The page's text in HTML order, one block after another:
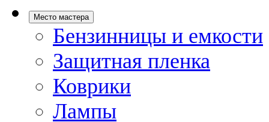
Место мастера
Бензинницы и емкости
Защитная пленка
Коврики
Лампы